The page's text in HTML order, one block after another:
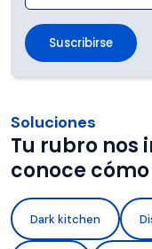
Soluciones
Tu rubro
conoce
Dark kitchen